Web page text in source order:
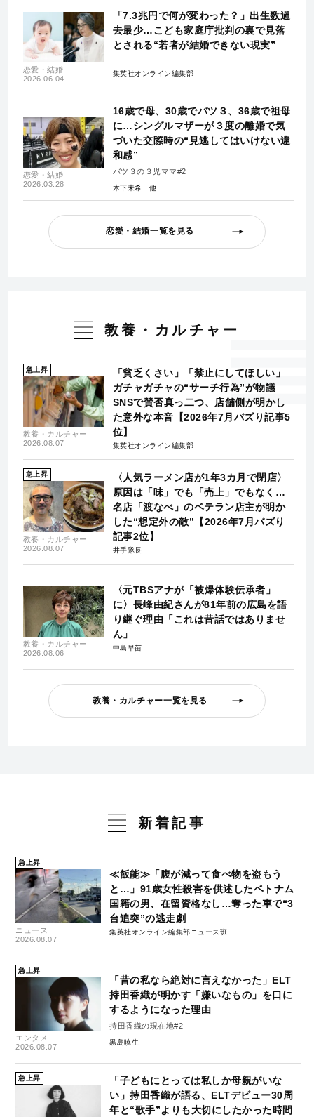
恋愛・結婚
2026.06.04
「7.3兆円で何が変わった？」出生数過
去最少…こども家庭庁批判の裏で見落
とされる“若者が結婚できない現実”
集英社オンライン編集部
恋愛・結婚
2026.03.28
16歳で母、30歳でバツ３、36歳で祖母
に…シングルマザーが３度の離婚で気
づいた交際時の“見逃してはいけない違
和感”
バツ３の３児ママ#2
木下未希
恋愛・結婚一覧を見る
教養・カルチャー
急上昇
教養・カルチャー
2026.08.07
「貧乏くさい」「禁止にしてほしい」
ガチャガチャの“サーチ行為”が物議
SNSで賛否真っ二つ、店舗側が明かし
た意外な本音【2026年7月バズり記事5
位】
集英社オンライン編集部
急上昇
教養・カルチャー
2026.08.07
〈人気ラーメン店が1年3カ月で閉店〉
原因は「味」でも「売上」でもなく…
名店「渡なべ」のベテラン店主が明か
した“想定外の敵”【2026年7月バズり
記事2位】
井手隊長
教養・カルチャー
2026.08.06
〈元TBSアナが「被爆体験伝承者」
に〉長峰由紀さんが81年前の広島を語
り継ぐ理由「これは昔話ではありませ
ん」
中島早苗
教養・カルチャー一覧を見る
新着記事
急上昇
ニュース
2026.08.07
≪飯能≫「腹が減って食べ物を盗もう
と…」91歳女性殺害を供述したベトナム
国籍の男、在留資格なし…奪った車で“3
台追突”の逃走劇
集英社オンライン編集部ニュース班
急上昇
エンタメ
2026.08.07
「昔の私なら絶対に言えなかった」ELT
持田香織が明かす「嫌いなもの」を口に
するようになった理由
持田香織の現在地#2
黒島暁生
急上昇
「子どもにとっては私しか母親がいな
い」持田香織が語る、ELTデビュー30周
年と“歌手”よりも大切にしたかった時間